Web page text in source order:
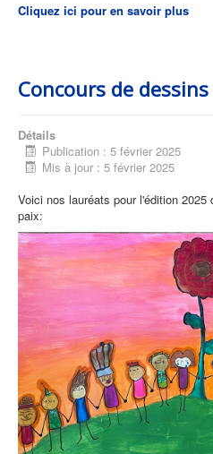
Cliquez ici pour en savoir plus
Concours de
Détails
Publication : 5 février 2025
Mis à jour : 5 février 2025
Voici nos lauréats pour l'édition
paix: